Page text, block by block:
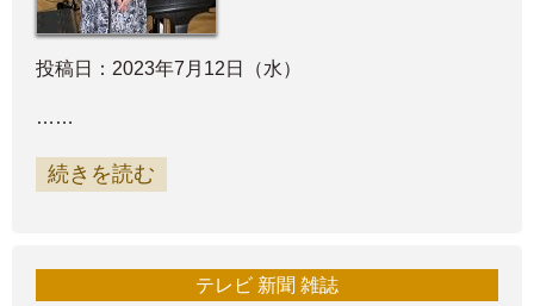
投稿日：2023年7月12日（水）
……
続きを読む
テレビ 新聞 雑誌